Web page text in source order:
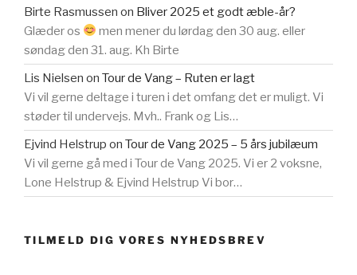
Birte Rasmussen on Bliver 2025 et godt æble-år?
Glæder os
men mener du lørdag den 30 aug. eller
søndag den 31. aug. Kh Birte
Lis Nielsen on Tour de Vang – Ruten er lagt
Vi vil gerne deltage i turen i det omfang det er muligt. Vi
støder til undervejs. Mvh.. Frank og Lis…
Ejvind Helstrup on Tour de Vang 2025 – 5 års jubilæum
Vi vil gerne gå med i Tour de Vang 2025. Vi er 2 voksne,
Lone Helstrup & Ejvind Helstrup Vi bor…
TILMELD DIG VORES NYHEDSBREV